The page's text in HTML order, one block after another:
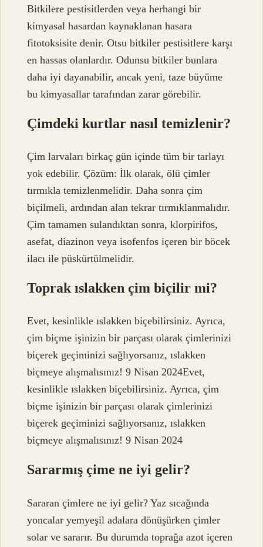
Bitkilere pestisitlerden veya herhangi bir
kimyasal hasardan kaynaklanan hasara
fitotoksisite denir. Otsu bitkiler pestisitlere karşı
en hassas olanlardır. Odunsu bitkiler bunlara
daha iyi dayanabilir, ancak yeni, taze büyüme
bu kimyasallar tarafından zarar görebilir.
Çimdeki kurtlar nasıl temizlenir?
Çim larvaları birkaç gün içinde tüm bir tarlayı
yok edebilir. Çözüm: İlk olarak, ölü çimler
tırmıkla temizlenmelidir. Daha sonra çim
biçilmeli, ardından alan tekrar tırmıklanmalıdır.
Çim tamamen sulandıktan sonra, klorpirifos,
asefat, diazinon veya isofenfos içeren bir böcek
ilacı ile püskürtülmelidir.
Toprak ıslakken çim biçilir mi?
Evet, kesinlikle ıslakken biçebilirsiniz. Ayrıca,
çim biçme işinizin bir parçası olarak çimlerinizi
biçerek geçiminizi sağlıyorsanız, ıslakken
biçmeye alışmalısınız! 9 Nisan 2024Evet,
kesinlikle ıslakken biçebilirsiniz. Ayrıca, çim
biçme işinizin bir parçası olarak çimlerinizi
biçerek geçiminizi sağlıyorsanız, ıslakken
biçmeye alışmalısınız! 9 Nisan 2024
Sararmış çime ne iyi gelir?
Sararan çimlere ne iyi gelir? Yaz sıcağında
yoncalar yemyeşil adalara dönüşürken çimler
solar ve sararır. Bu durumda toprağa azot içeren